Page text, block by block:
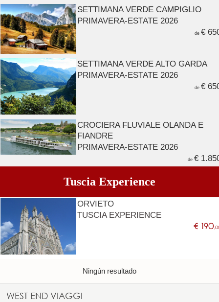
SETTIMANA VERDE CAMPIGLIO
PRIMAVERA-ESTATE 2026
de€
SETTIMANA VERDE ALTO GARDA
PRIMAVERA-ESTATE 2026
de€
CROCIERA FLUVIALE OLANDA E
FIANDRE
PRIMAVERA-ESTATE 2026
de€
Tuscia Experience
ORVIETO
TUSCIA EXPERIENCE
€ 190
Ningún resultado
WEST END VIAGGI